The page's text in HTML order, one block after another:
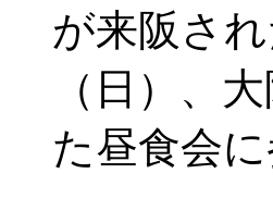
が来阪さ
（日）、
た昼食会